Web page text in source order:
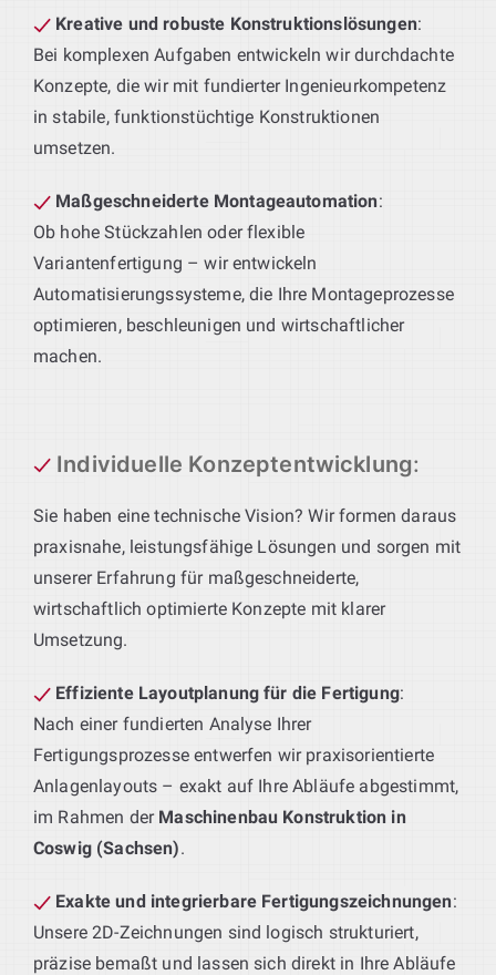
Kreative und robuste Konstruktionslösungen:
Bei komplexen Aufgaben entwickeln wir durchdachte
Konzepte, die wir mit fundierter Ingenieurkompetenz
in stabile, funktionstüchtige Konstruktionen
umsetzen.
Maßgeschneiderte Montageautomation:
Ob hohe Stückzahlen oder flexible
Variantenfertigung – wir entwickeln
Automatisierungssysteme, die Ihre Montageprozesse
optimieren, beschleunigen und wirtschaftlicher
machen.
Individuelle Konzeptentwicklung:
Sie haben eine technische Vision? Wir formen daraus
praxisnahe, leistungsfähige Lösungen und sorgen mit
unserer Erfahrung für maßgeschneiderte,
wirtschaftlich optimierte Konzepte mit klarer
Umsetzung.
Effiziente Layoutplanung für die Fertigung:
Nach einer fundierten Analyse Ihrer
Fertigungsprozesse entwerfen wir praxisorientierte
Anlagenlayouts – exakt auf Ihre Abläufe abgestimmt,
im Rahmen der Maschinenbau Konstruktion in
Coswig (Sachsen).
Exakte und integrierbare Fertigungszeichnungen:
Unsere 2D-Zeichnungen sind logisch strukturiert,
präzise bemaßt und lassen sich direkt in Ihre Abläufe